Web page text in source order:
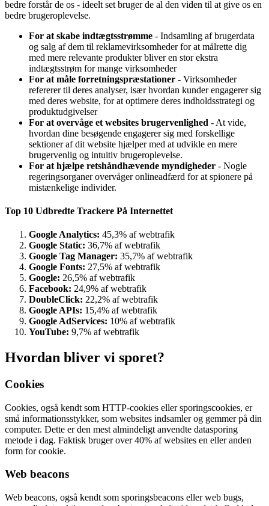
bedre forstår de os - ideelt set bruger de al den viden til at give os en
bedre brugeroplevelse.
For at skabe indtægtsstrømme - Indsamling af brugerdata
og salg af dem til reklamevirksomheder for at målrette dig
med mere relevante produkter bliver en stor ekstra
indtægtsstrøm for mange virksomheder
For at måle forretningspræstationer - Virksomheder
refererer til deres analyser, især hvordan kunder engagerer sig
med deres website, for at optimere deres indholdsstrategi og
produktudgivelser
For at overvåge et websites brugervenlighed - At vide,
hvordan dine besøgende engagerer sig med forskellige
sektioner af dit website hjælper med at udvikle en mere
brugervenlig og intuitiv brugeroplevelse.
For at hjælpe retshåndhævende myndigheder - Nogle
regeringsorganer overvåger onlineadfærd for at spionere på
mistænkelige individer.
Top 10 Udbredte Trackere På Internettet
Google Analytics: 45,3% af webtrafik
Google Static: 36,7% af webtrafik
Google Tag Manager: 35,7% af webtrafik
Google Fonts: 27,5% af webtrafik
Google: 26,5% af webtrafik
Facebook: 24,9% af webtrafik
DoubleClick: 22,2% af webtrafik
Google APIs: 15,4% af webtrafik
Google AdServices: 10% af webtrafik
YouTube: 9,7% af webtrafik
Hvordan bliver vi sporet?
Cookies
Cookies, også kendt som HTTP-cookies eller sporingscookies, er
små informationsstykker, som websites indsamler og gemmer på din
computer. Dette er den mest almindeligt anvendte datasporing
metode i dag. Faktisk bruger over 40% af websites en eller anden
form for cookie.
Web beacons
Web beacons, også kendt som sporingsbeacons eller web bugs,